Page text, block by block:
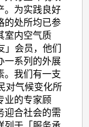
。为实践良好
的处所均已参
室内空气质
会员，他们
一系列的外展
。我们有一支
对气候变化所
业的专家顾
迎合社会的需